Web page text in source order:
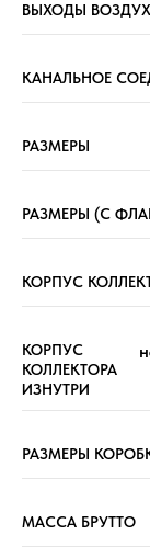
ВЫХОДЫ
КАНАЛЬНОЕ
РАЗМЕРЫ
РАЗМЕРЫ (С
КОРПУС
КОРПУС
КОЛЛЕКТОРА
ИЗНУТРИ
РАЗМЕРЫ
МАССА БРУТТО